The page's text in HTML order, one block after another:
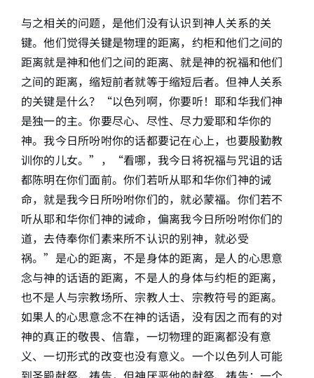
与之相关的问题，是他们没有认识到神人关系的关
键。他们觉得关键是物理的距离，约柜和他们之间的
距离就是神和他们之间的距离、就是神的祝福和他们
之间的距离，缩短前者就等于缩短后者。但神人关系
的关键是什么？“以色列啊，你要听！耶和华我们神
是独一的主。你要尽心、尽性、尽力爱耶和华你的
神。我今日所吩咐你的话都要记在心上，也要殷勤教
训你的儿女。”，“看哪，我今日将祝福与咒诅的话
都陈明在你们面前。你们若听从耶和华你们神的诫
命，就是我今日所吩咐你们的，就必蒙福。你们若不
听从耶和华你们神的诫命，偏离我今日所吩咐你们的
道，去侍奉你们素来所不认识的别神，就必受
祸。”是心的距离，不是身体的距离，是人的心思意
念与神的话语的距离，不是人的身体与约柜的距离，
也不是人与宗教场所、宗教人士、宗教符号的距离。
如果人的心思意念不在神的话语，没有因之而有的对
神的真正的敬畏、信靠，一切物理的距离都没有意
义、一切形式的改变也没有意义。一个以色列人可能